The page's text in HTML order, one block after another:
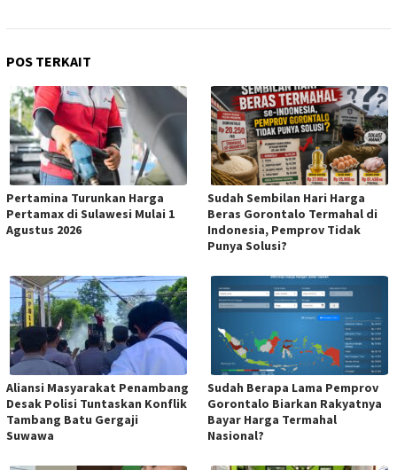
POS TERKAIT
Pertamina Turunkan Harga
Pertamax di Sulawesi Mulai 1
Agustus 2026
Sudah Sembilan Hari Harga
Beras Gorontalo Termahal di
Indonesia, Pemprov Tidak
Punya Solusi?
Aliansi Masyarakat Penambang
Desak Polisi Tuntaskan Konflik
Tambang Batu Gergaji
Suwawa
Sudah Berapa Lama Pemprov
Gorontalo Biarkan Rakyatnya
Bayar Harga Termahal
Nasional?